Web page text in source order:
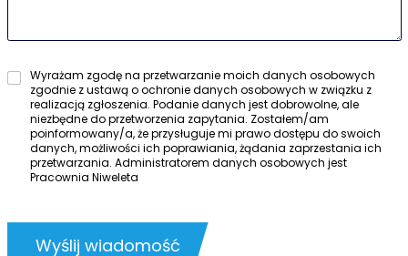
Wyrażam zgodę na przetwarzanie moich danych osobowych
zgodnie z ustawą o ochronie danych osobowych w związku z
realizacją zgłoszenia. Podanie danych jest dobrowolne, ale
niezbędne do przetworzenia zapytania. Zostałem/am
poinformowany/a, że przysługuje mi prawo dostępu do swoich
danych, możliwości ich poprawiania, żądania zaprzestania ich
przetwarzania. Administratorem danych osobowych jest
Pracownia Niweleta
Wyślij wiadomość